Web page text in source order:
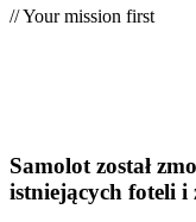
// Your mission first
Samolot został
istniejących foteli i